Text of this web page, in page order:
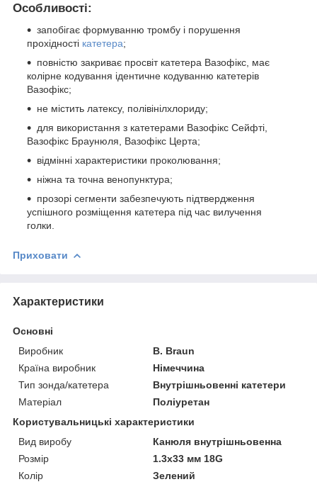
Особливості:
запобігає формуванню тромбу і порушення
прохідності катетера;
повністю закриває просвіт катетера Вазофікс, має
колірне кодування ідентичне кодуванню катетерів
Вазофікс;
не містить латексу, полівінілхлориду;
для використання з катетерами Вазофікс Сейфті,
Вазофікс Браунюля, Вазофікс Церта;
відмінні характеристики проколювання;
ніжна та точна венопунктура;
прозорі сегменти забезпечують підтвердження
успішного розміщення катетера під час вилучення
голки.
Приховати
Характеристики
Основні
Виробник
B. Braun
Країна виробник
Німеччина
Тип зонда/катетера
Внутрішньовенні катетери
Матеріал
Поліуретан
Користувальницькі характеристики
Вид виробу
Канюля внутрішньовенна
Розмір
1.3x33 мм 18G
Колір
Зелений